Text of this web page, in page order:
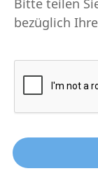
Bitte teilen
bezüglich